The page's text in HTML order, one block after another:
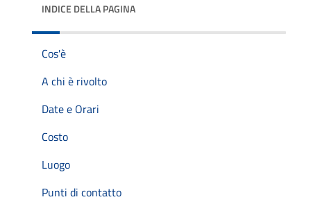
INDICE DELLA PAGINA
Cos'è
A chi è rivolto
Date e Orari
Costo
Luogo
Punti di contatto